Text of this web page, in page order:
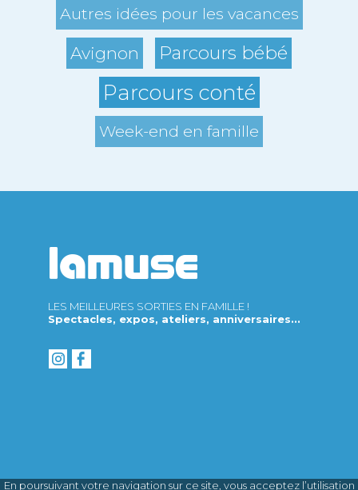
Autres idées pour les vacances
Avignon Parcours bébé
Parcours conté
Week-end en famille
LES MEILLEURES SORTIES EN FAMILLE !
Spectacles, expos, ateliers, anniversaires...
En poursuivant votre navigation sur ce site, vous acceptez l’utilisation